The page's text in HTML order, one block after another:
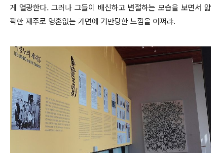
게 열광한다. 그러나 그들이 배신하고 변절하는 모습을 보면서 얇
팍한 재주로 영혼없는 가면에 기만당한 느낌을 어쩌랴.